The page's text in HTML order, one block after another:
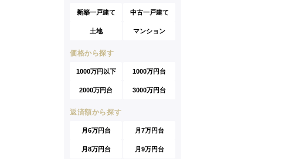
新築一戸建て 中古一戸建て
土地 マンション
価格から探す
1000万円以下 1000万円台
2000万円台 3000万円台
返済額から探す
月6万円台 月7万円台
月8万円台 月9万円台